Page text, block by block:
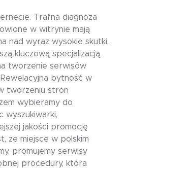
Trafna diagnoza
w witrynie mają
nad wyraz wysokie skutki.
kluczową specjalizacją
tworzenie serwisów
bytność w
tworzeniu stron
wybieramy do
wyszukiwarki,
jakości promocję
że miejsce w polskim
promujemy serwisy
procedury, która